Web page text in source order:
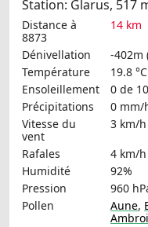
Station: Glarus, 517
Distance à
8873
14 km
Dénivellation
-402m
Température
19.8 °C
Ensoleillement
0 de
Précipitations
0 mm/
Vitesse du
vent
3 km/h
Rafales
4 km/h
Humidité
92%
Pression
960
Pollen
Aune,